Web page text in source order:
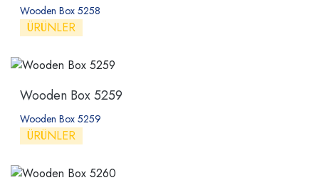
Wooden Box 5258
ÜRÜNLER
Wooden Box 5259
Wooden Box 5259
ÜRÜNLER